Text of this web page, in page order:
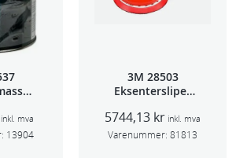
inkl. mva
13904
3M 28503
Eksentersliper
5mm slag
75mm
5744,13 kr inkl. mva
Varenummer: 81813